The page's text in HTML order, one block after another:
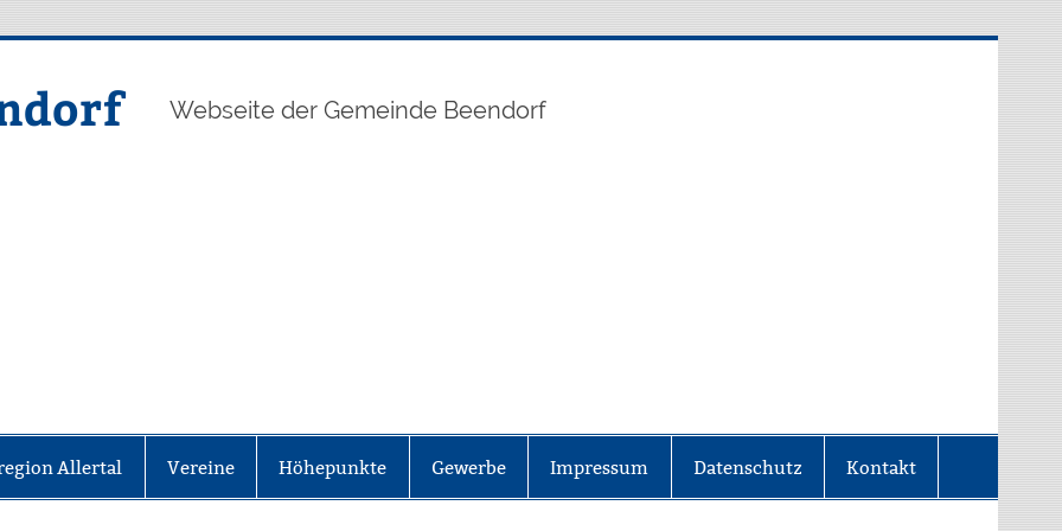
Webseite der Gemeinde Beendorf
Allertal Vereine Höhepunkte Gewerbe Impressum Datenschutz Kontakt